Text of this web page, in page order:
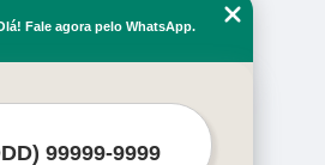
Missão
Fale agora pelo WhatsApp.